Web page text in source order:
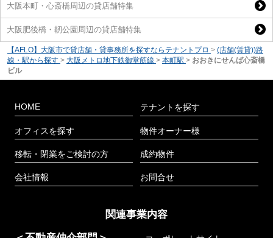
大阪本町・心斎橋周辺の貸店舗特集
大阪肥後橋・靭公園周辺の貸店舗特集
【AFLO】大阪市で貸店舗・貸事務所を探すならテナントプロ > (店舗(賃貸))路
線・駅から探す > 大阪メトロ地下鉄御堂筋線 > 本町駅 > おおきにせんば心斎橋
ビル
HOME
オフィスを探す
移転・閉業をご検討の方
会社情報
テナントを探す
物件オーナー様
成約物件
お問合せ
関連事業内容